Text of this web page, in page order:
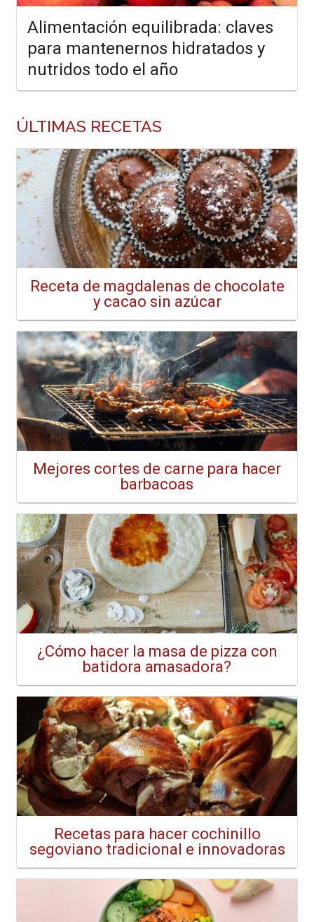
Alimentación equilibrada: claves
para mantenernos hidratados y
nutridos todo el año
ÚLTIMAS RECETAS
Receta de magdalenas de chocolate
y cacao sin azúcar
Mejores cortes de carne para hacer
barbacoas
¿Cómo hacer la masa de pizza con
batidora amasadora?
Recetas para hacer cochinillo
segoviano tradicional e innovadoras